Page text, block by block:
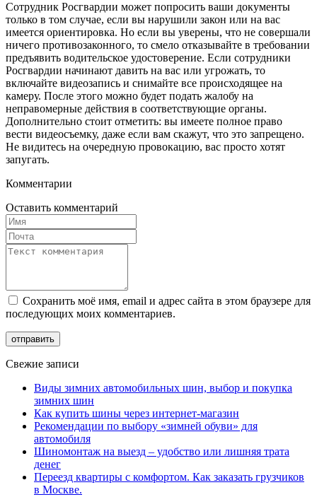
Сотрудник Росгвардии может попросить ваши документы
только в том случае, если вы нарушили закон или на вас
имеется ориентировка. Но если вы уверены, что не совершали
ничего противозаконного, то смело отказывайте в требовании
предъявить водительское удостоверение. Если сотрудники
Росгвардии начинают давить на вас или угрожать, то
включайте видеозапись и снимайте все происходящее на
камеру. После этого можно будет подать жалобу на
неправомерные действия в соответствующие органы.
Дополнительно стоит отметить: вы имеете полное право
вести видеосъемку, даже если вам скажут, что это запрещено.
Не видитесь на очередную провокацию, вас просто хотят
запугать.
Комментарии
Оставить комментарий
Сохранить моё имя, email и адрес сайта в этом браузере для
последующих моих комментариев.
Свежие записи
Виды зимних автомобильных шин, выбор и покупка
зимних шин
Как купить шины через интернет-магазин
Рекомендации по выбору «зимней обуви» для
автомобиля
Шиномонтаж на выезд – удобство или лишняя трата
денег
Переезд квартиры с комфортом. Как заказать грузчиков
в Москве.